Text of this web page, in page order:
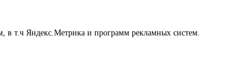
в т.ч Яндекс.Метрика и программ рекламных систем.